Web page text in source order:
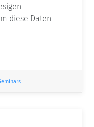
diese Daten